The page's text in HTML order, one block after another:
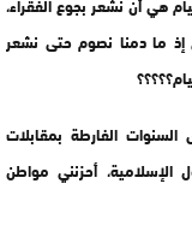
إذ ما دمنا نصوم حتى نشعر
الفارطة بمقابلات
أحزنني مواطن